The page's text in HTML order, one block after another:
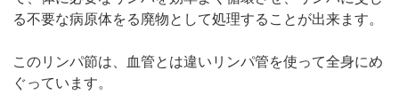
る不要な病原体をる廃物として処理することが出来ます。
このリンパ節は、血管とは違いリンパ管を使って全身にめ
ぐっています。